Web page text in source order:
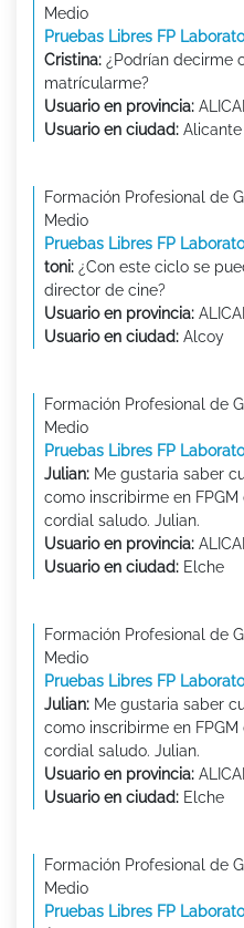
Medio
Pruebas Libres FP
Cristina: ¿Podrían decirme
matrícularme?
Usuario en provincia:
Usuario en ciudad: Alicante
Formación Profesional de
Medio
Pruebas Libres FP
toni: ¿Con este ciclo se
director de cine?
Usuario en provincia:
Usuario en ciudad: Alcoy
Formación Profesional de
Medio
Pruebas Libres FP
Julian: Me gustaria saber
como inscribirme en
cordial saludo. Julian.
Usuario en provincia:
Usuario en ciudad: Elche
Formación Profesional de
Medio
Pruebas Libres FP
Julian: Me gustaria saber
como inscribirme en
cordial saludo. Julian.
Usuario en provincia:
Usuario en ciudad: Elche
Formación Profesional de
Medio
Pruebas Libres FP